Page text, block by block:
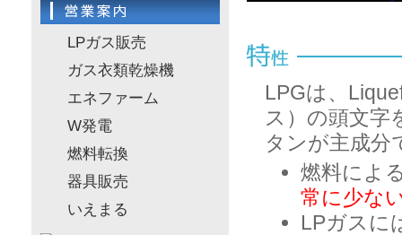
LPGは、
ス）の頭文字
タンが主成分
燃料によ
常に少な
LPガスに
LPガス販売
ガス衣類乾燥機
エネファーム
W発電
燃料転換
器具販売
いえまる